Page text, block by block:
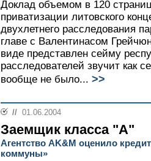
Доклад объемом в 120
приватизации литовского
двухлетнего расследования
главе с Валентинасом
виде представлен сейму
расследователей звучит как
вообще не было... >>
// 01.06.2004
Заемщик класса "А"
Агентство AK&M оценило
коммуны»